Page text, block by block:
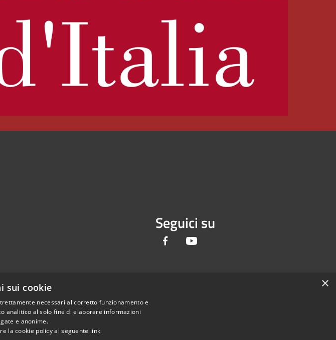
Seguici su
Facebook
×
sui cookie
necessari al corretto funzionamento e
analitico al solo fine di elaborare informazioni
e anonime.
la cookie policy al seguente link